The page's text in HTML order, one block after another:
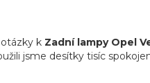
k Zadní lampy Opel
jsme desítky tisíc